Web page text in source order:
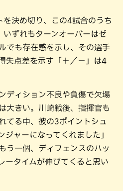
決め切り、この4試合のうち
ずれもターンオーバーはゼ
でも存在感を示し、その選手
失点差を示す「＋／−」は4
ディション不良や負傷で欠場
大きい。川崎戦後、指揮官も
てる中、彼の3ポイントシュ
ジャーになってくれました」
う一個、ディフェンスのハッ
ータイムが伸びてくると思い